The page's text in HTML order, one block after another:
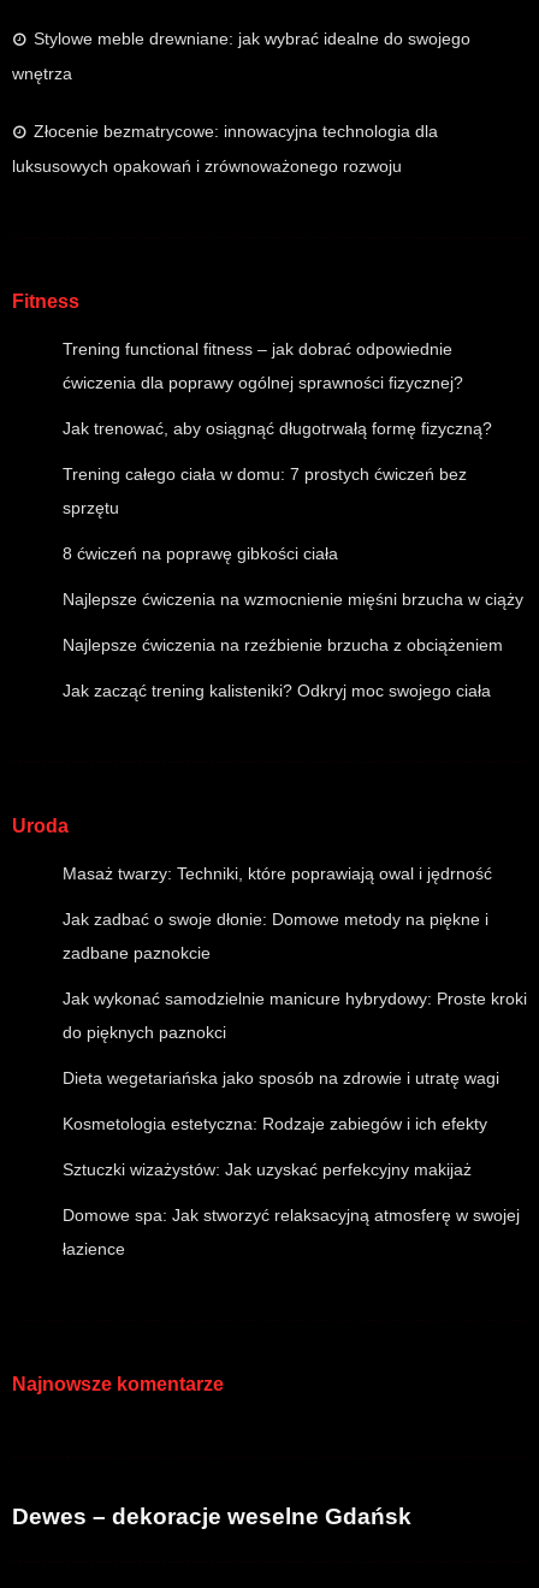
Stylowe meble drewniane: jak wybrać idealne do swojego
wnętrza
Złocenie bezmatrycowe: innowacyjna technologia dla
luksusowych opakowań i zrównoważonego rozwoju
Fitness
Trening functional fitness – jak dobrać odpowiednie
ćwiczenia dla poprawy ogólnej sprawności fizycznej?
Jak trenować, aby osiągnąć długotrwałą formę fizyczną?
Trening całego ciała w domu: 7 prostych ćwiczeń bez
sprzętu
8 ćwiczeń na poprawę gibkości ciała
Najlepsze ćwiczenia na wzmocnienie mięśni brzucha w ciąży
Najlepsze ćwiczenia na rzeźbienie brzucha z obciążeniem
Jak zacząć trening kalisteniki? Odkryj moc swojego ciała
Uroda
Masaż twarzy: Techniki, które poprawiają owal i jędrność
Jak zadbać o swoje dłonie: Domowe metody na piękne i
zadbane paznokcie
Jak wykonać samodzielnie manicure hybrydowy: Proste kroki
do pięknych paznokci
Dieta wegetariańska jako sposób na zdrowie i utratę wagi
Kosmetologia estetyczna: Rodzaje zabiegów i ich efekty
Sztuczki wizażystów: Jak uzyskać perfekcyjny makijaż
Domowe spa: Jak stworzyć relaksacyjną atmosferę w swojej
łazience
Najnowsze komentarze
Dewes – dekoracje weselne Gdańsk